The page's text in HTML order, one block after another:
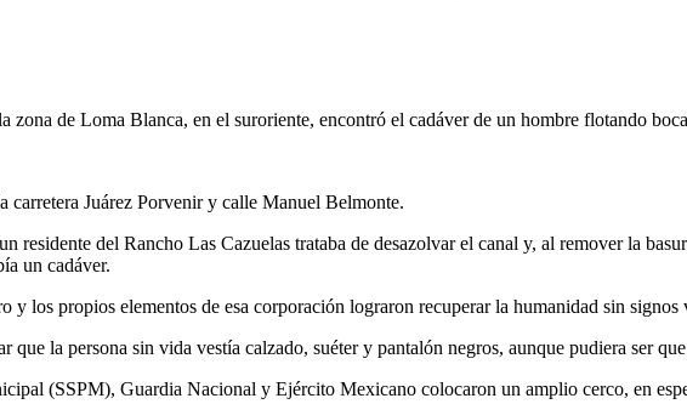
de Loma Blanca, en el suroriente, encontró el cadáver de un hombre flotando
carretera Juárez Porvenir y calle Manuel Belmonte.
residente del Rancho Las Cazuelas trataba de desazolvar el canal y, al remover la
un cadáver.
los propios elementos de esa corporación lograron recuperar la humanidad sin signos
que la persona sin vida vestía calzado, suéter y pantalón negros, aunque pudiera ser
(SSPM), Guardia Nacional y Ejército Mexicano colocaron un amplio cerco, en